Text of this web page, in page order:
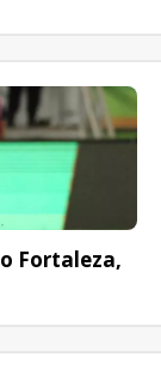
Fortaleza,